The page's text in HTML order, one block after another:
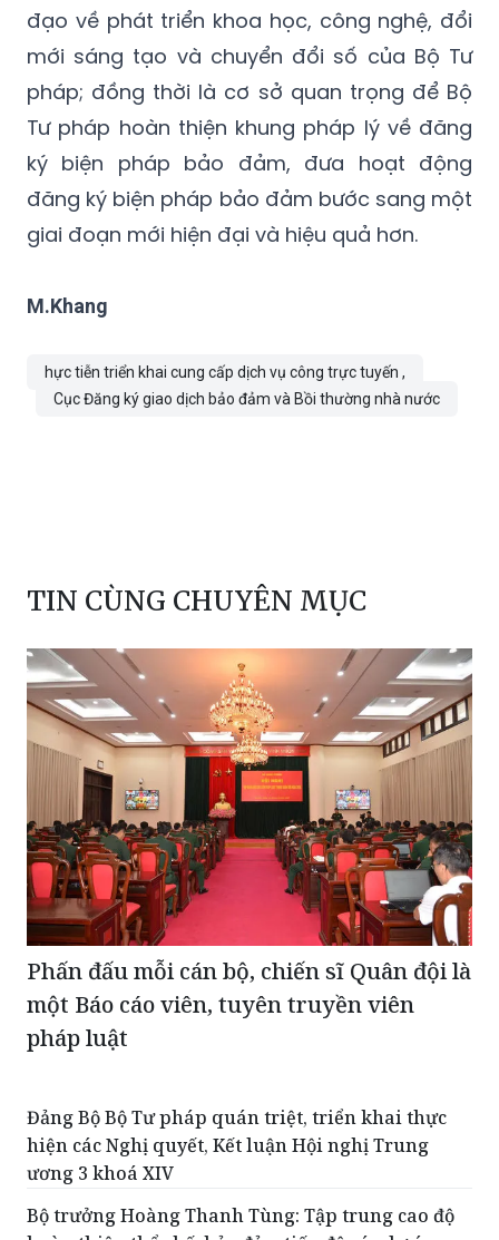
đạo về phát triển khoa học, công nghệ, đổi
mới sáng tạo và chuyển đổi số của Bộ Tư
pháp; đồng thời là cơ sở quan trọng để Bộ
Tư pháp hoàn thiện khung pháp lý về đăng
ký biện pháp bảo đảm, đưa hoạt động
đăng ký biện pháp bảo đảm bước sang một
giai đoạn mới hiện đại và hiệu quả hơn.
M.Khang
hực tiễn triển khai cung cấp dịch vụ công trực tuyến ,
Cục Đăng ký giao dịch bảo đảm và Bồi thường nhà nước
TIN CÙNG CHUYÊN MỤC
Phấn đấu mỗi cán bộ, chiến sĩ Quân đội là
một Báo cáo viên, tuyên truyền viên
pháp luật
Đảng Bộ Bộ Tư pháp quán triệt, triển khai thực
hiện các Nghị quyết, Kết luận Hội nghị Trung
ương 3 khoá XIV
Bộ trưởng Hoàng Thanh Tùng: Tập trung cao độ